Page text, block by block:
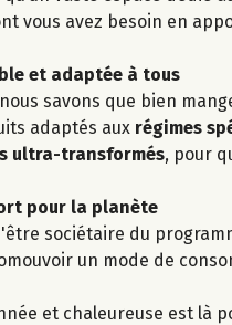
vous avez besoin en
et adaptée à tous
nous savons que bien
adaptés aux régimes
ultra-transformés, pour
pour la planète
sociétaire du
un mode de
et chaleureuse est là